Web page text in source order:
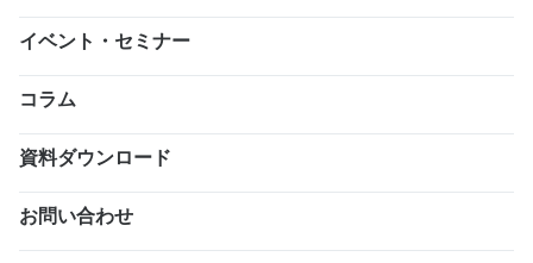
イベント・セミナー
コラム
資料ダウンロード
お問い合わせ